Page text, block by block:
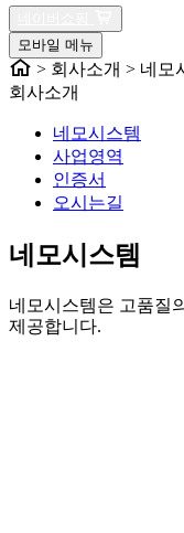
모바일 메뉴
> 회사소개 > 네모
회사소개
네모시스템
사업영역
인증서
오시는길
네모시스템
네모시스템은 고품질
제공합니다.